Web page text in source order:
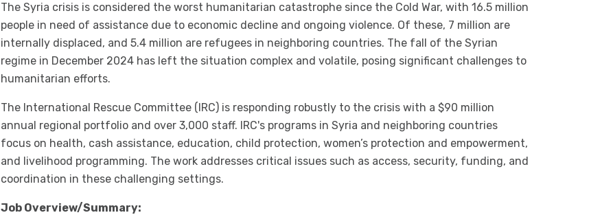
The Syria crisis is considered the worst humanitarian catastrophe since the Cold War, with 16.5 million
people in need of assistance due to economic decline and ongoing violence. Of these, 7 million are
internally displaced, and 5.4 million are refugees in neighboring countries. The fall of the Syrian
regime in December 2024 has left the situation complex and volatile, posing significant challenges to
humanitarian efforts.
The International Rescue Committee (IRC) is responding robustly to the crisis with a $90 million
annual regional portfolio and over 3,000 staff. IRC's programs in Syria and neighboring countries
focus on health, cash assistance, education, child protection, women’s protection and empowerment,
and livelihood programming. The work addresses critical issues such as access, security, funding, and
coordination in these challenging settings.
Job Overview/Summary: